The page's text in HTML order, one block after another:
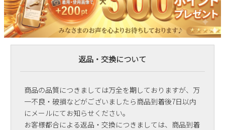
返品・交換について
商品の品質につきましては万全を期しておりますが、万
一不良・破損などがございましたら商品到着後7日以内
にメールにてお知らせください。
お客様都合による返品・交換につきましては、商品到着